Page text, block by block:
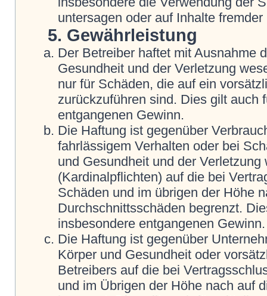
untersagen oder auf Inhalte
5. Gewährleistung
Der Betreiber haftet mit Ausnahme
Gesundheit und der Verletzung
nur für Schäden, die auf ein
zurückzuführen sind. Dies gilt auch
entgangenen Gewinn.
Die Haftung ist gegenüber
fahrlässigem Verhalten oder bei
und Gesundheit und der
(Kardinalpflichten) auf die bei
Schäden und im übrigen der Höhe
Durchschnittsschäden begrenzt.
insbesondere entgangenen Gewinn.
Die Haftung ist gegenüber
Körper und Gesundheit oder
Betreibers auf die bei
und im Übrigen der Höhe nach auf